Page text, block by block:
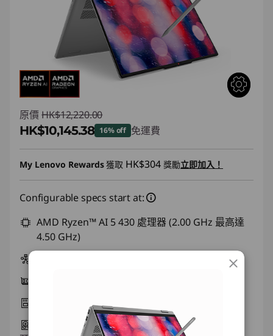
原價 HK$12,220.00
HK$10,145.38 16% off 免運費
即省 :-HK$2,074.62
My Lenovo Rewards獲取 HK$304 獎勵立即加入！
Configurable specs start at:
AMD Ryzen™ AI 5 430 處理器 (2.00 GHz 最高達
4.50 GHz)
16 GB DDR5-5600MT/s (SODIMM) - (2 x 8 GB)
1 TB SSD M.2 2242 PCIe Gen4 QLC